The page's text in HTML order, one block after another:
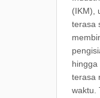
(IKM),
terasa
hingga
terasa
waktu.